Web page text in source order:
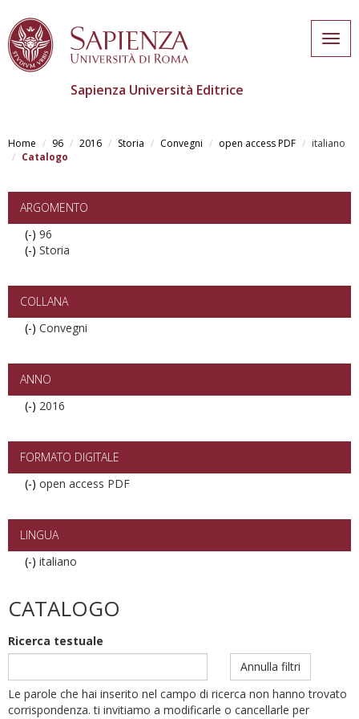
main
content
Sapienza Università Editrice
Home 96 2016 Storia Convegni open access PDF
italiano
Catalogo
ARGOMENTO
(-) Remove
96
96
(-) Remove
filter
Storia
COLLANA
(-) Remove
filter
Convegni
ANNO
(-) Remove
filter
2016
FORMATO DIGITALE
(-) Remove
access
PDF
filter
open access PDF
LINGUA
(-) Remove
italiano
CATALOGO
Ricerca testuale
Annulla filtri
Le parole che hai inserito nel campo di ricerca non hanno trovato
corrispondenza. ti invitiamo a modificarle o cancellarle per